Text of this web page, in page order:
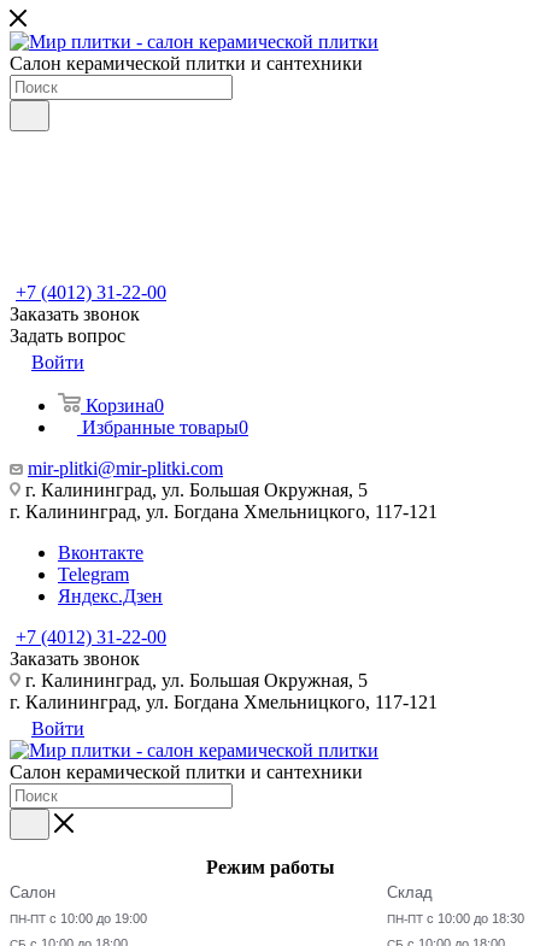
Салон керамической плитки и сантехники
+7 (4012) 31-22-00
Заказать звонок
Задать вопрос
Войти
Корзина0
Избранные товары0
mir-plitki@mir-plitki.com
г. Калининград, ул. Большая Окружная, 5
г. Калининград, ул. Богдана Хмельницкого, 117-121
Вконтакте
Telegram
Яндекс.Дзен
+7 (4012) 31-22-00
Заказать звонок
г. Калининград, ул. Большая Окружная, 5
г. Калининград, ул. Богдана Хмельницкого, 117-121
Войти
Салон керамической плитки и сантехники
Режим работы
Салон
ПН-ПТ с 10:00 до 19:00
Склад
ПН-ПТ с 10:00 до 18:30